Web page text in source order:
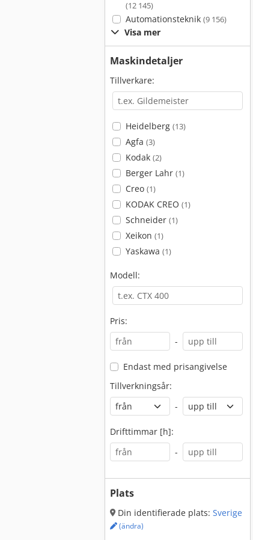
(12 145)
Automationsteknik (9 156)
Visa mer
Maskindetaljer
Tillverkare:
Heidelberg (13)
Agfa (3)
Kodak (2)
Berger Lahr (1)
Creo (1)
KODAK CREO (1)
Schneider (1)
Xeikon (1)
Yaskawa (1)
Modell:
Pris:
-
Endast med prisangivelse
Tillverkningsår:
-
Drifttimmar [h]:
-
Plats
Din identifierade plats: Sverige
(ändra)